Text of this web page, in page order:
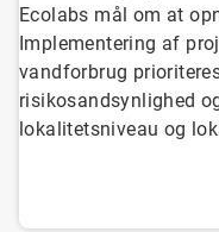
Ecolabs mål om at
Implementering af
vandforbrug
risikosandsynlighed
lokalitetsniveau og